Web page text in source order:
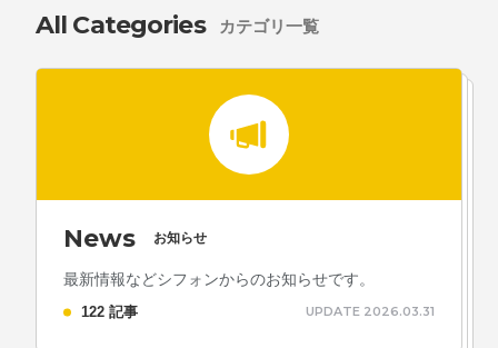
All Categories カテゴリ一覧
News お知らせ
最新情報などシフォンからのお知らせです。
122 記事 UPDATE 2026.03.31